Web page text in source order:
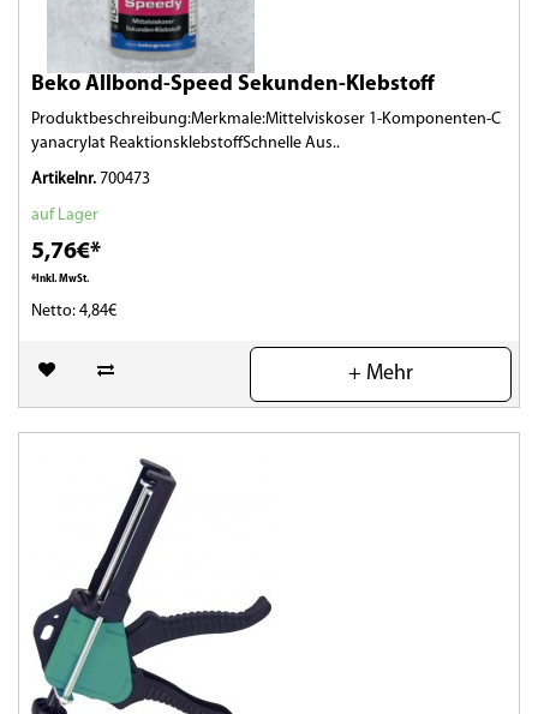
Beko Allbond-Speed Sekunden-Klebstoff
Produktbeschreibung:Merkmale:Mittelviskoser 1-Komponenten-C
yanacrylat ReaktionsklebstoffSchnelle Aus..
Artikelnr. 700473
auf Lager
5,76€*
*Inkl. MwSt.
Netto: 4,84€
(0)
+ Mehr